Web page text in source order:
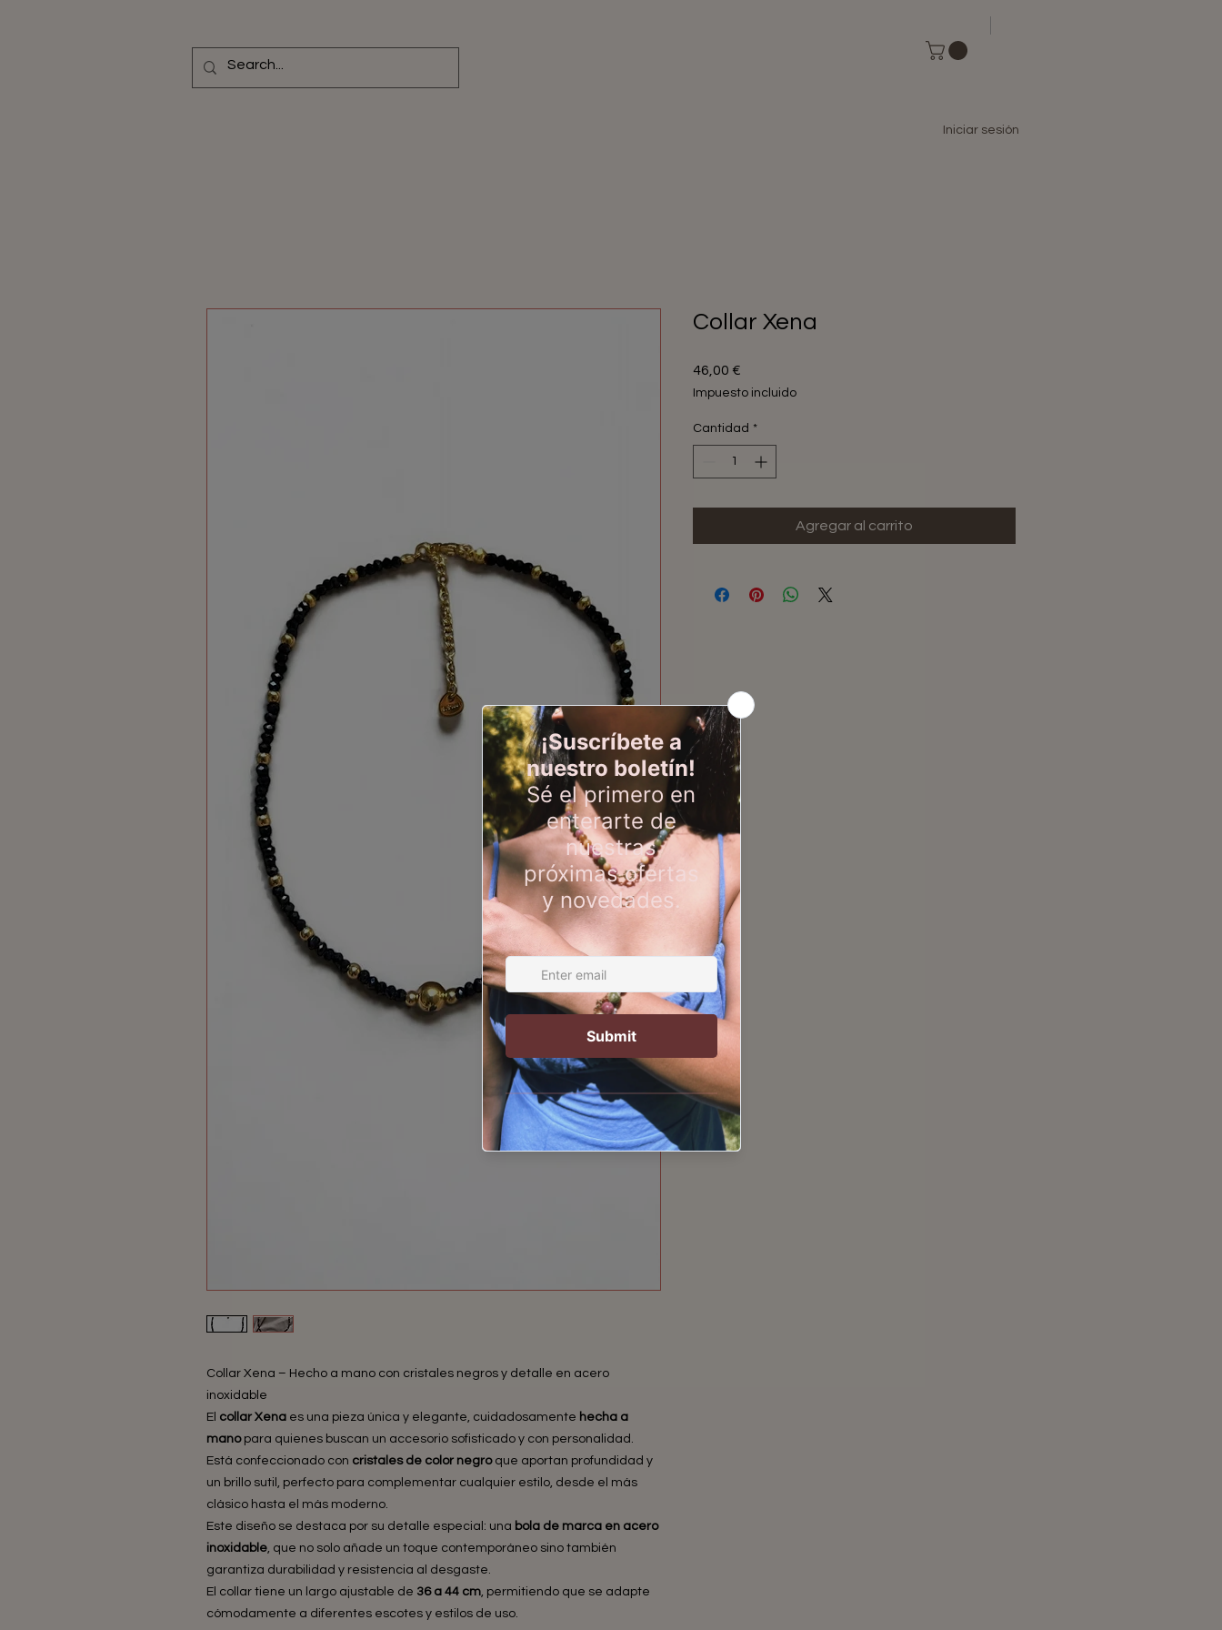
Iniciar sesión
Collar Xena – Hecho a mano con cristales negros y detalle en acero
inoxidable
El collar Xena es una pieza única y elegante, cuidadosamente hecha a
manopara quienes buscan un accesorio sofisticado y con personalidad.
Está confeccionado con cristales de color negroque aportan profundidad y
un brillo sutil, perfecto para complementar cualquier estilo, desde el más
clásico hasta el más moderno.
Este diseño se destaca por su detalle especial: una bola de marca en acero
inoxidable , que no solo añade un toque contemporáneo sino también
garantiza durabilidad y resistencia al desgaste.
El collar tiene un largo ajustable de 36 a 44 cm , permitiendo que se adapte
cómodamente a diferentes escotes y estilos de uso.
Collar Xena
46,00 €
Impuesto incluido
Cantidad *
Agregar al carrito